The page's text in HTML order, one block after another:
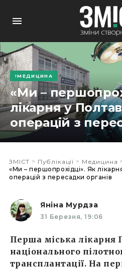
МЕДИЦИНА
«Ми –
лікарня у
операцій з
ЗМІСТ > Публікації > Медицина >
«Ми – першопрохідці». Як
операцій з пересадки органів
Яніна Мурдза
31 Березня, 19:06
Перша міська лікарня
національного
трансплантації. На